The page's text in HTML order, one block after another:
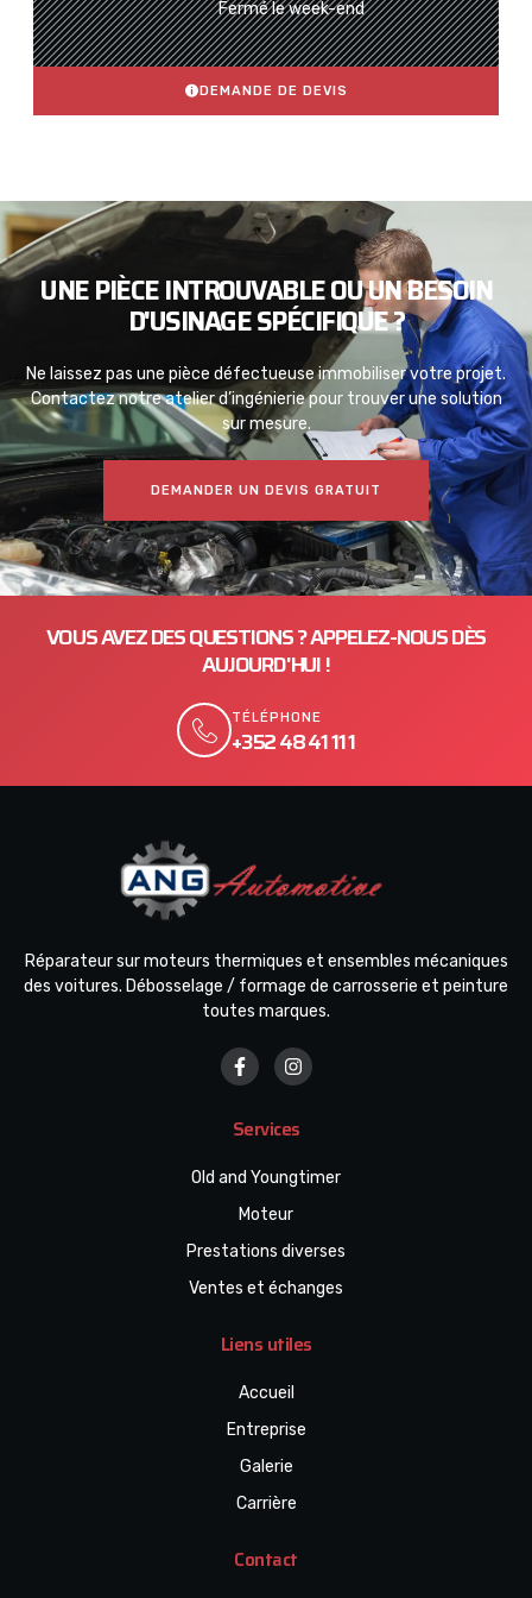
Fermé le week-end
DEMANDE DE DEVIS
UNE PIÈCE INTROUVABLE OU UN BESOIN
D'USINAGE SPÉCIFIQUE ?
Ne laissez pas une pièce défectueuse immobiliser votre projet.
Contactez notre atelier d’ingénierie pour trouver une solution
sur mesure.
DEMANDER UN DEVIS GRATUIT
VOUS AVEZ DES QUESTIONS ? APPELEZ-NOUS DÈS
AUJOURD'HUI !
TÉLÉPHONE
+352 48 41 11 1
Réparateur sur moteurs thermiques et ensembles mécaniques
des voitures. Débosselage / formage de carrosserie et peinture
toutes marques.
Services
Old and Youngtimer
Moteur
Prestations diverses
Ventes et échanges
Liens utiles
Accueil
Entreprise
Galerie
Carrière
Contact